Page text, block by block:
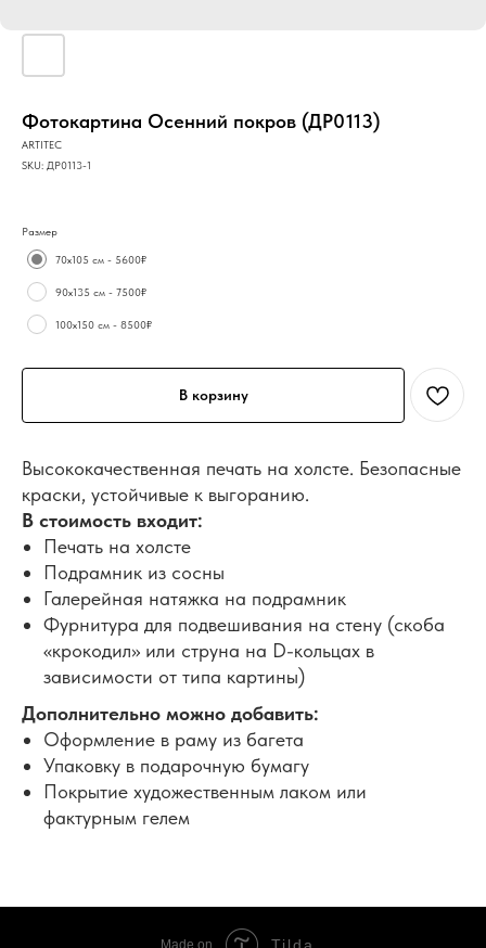
Фотокартина Осенний покров (ДР0113)
ARTITEC
SKU: ДР0113-1
Размер
70х105 см - 5600₽
90х135 см - 7500₽
100х150 см - 8500₽
В корзину
Высококачественная печать на холсте. Безопасные
краски, устойчивые к выгоранию.
В стоимость входит:
Печать на холсте
Подрамник из сосны
Галерейная натяжка на подрамник
Фурнитура для подвешивания на стену (скоба
«крокодил» или струна на D-кольцах в
зависимости от типа картины)
Дополнительно можно добавить:
Оформление в раму из багета
Упаковку в подарочную бумагу
Покрытие художественным лаком или
фактурным гелем